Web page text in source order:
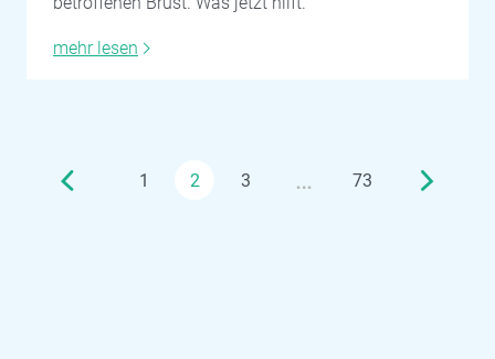
mehr lesen
1 2 3 … 73